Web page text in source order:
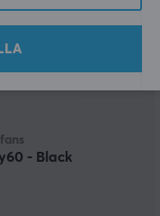
- Black